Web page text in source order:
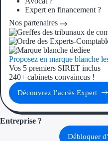
Expert en financement ?
Nos partenaires
Proposez en marque blanche
Vos 5 premiers SIRET inclus
240+ cabinets convaincus !
Découvrez l’accès Expert
Entreprise ?
Débloquer